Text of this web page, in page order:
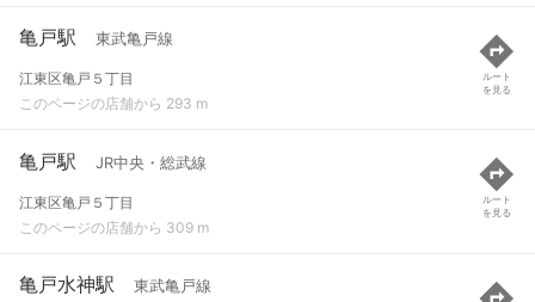
亀戸駅 東武亀戸線
江東区亀戸５丁目
このページの店舗から 293 m
ルート
を見る
亀戸駅 JR中央・総武線
江東区亀戸５丁目
このページの店舗から 309 m
ルート
を見る
亀戸水神駅 東武亀戸線